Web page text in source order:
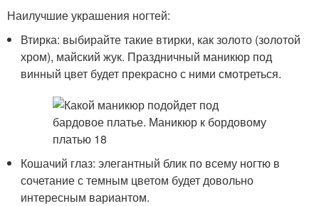
Наилучшие украшения ногтей:
Втирка: выбирайте такие втирки, как золото (золотой
хром), майский жук. Праздничный маникюр под
винный цвет будет прекрасно с ними смотреться.
Кошачий глаз: элегантный блик по всему ногтю в
сочетание с темным цветом будет довольно
интересным вариантом.